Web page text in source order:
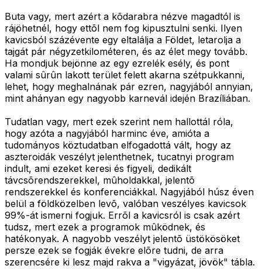
Buta vagy, mert azért a kõdarabra nézve magadtól is
rájöhetnél, hogy ettõl nem fog kipusztulni senki. Ilyen
kavicsból százévente egy eltalálja a Földet, letarolja a
tajgát pár négyzetkilométeren, és az élet megy tovább.
Ha mondjuk bejönne az egy ezrelék esély, és pont
valami sûrûn lakott terület felett akarna szétpukkanni,
lehet, hogy meghalnának pár ezren, nagyjából annyian,
mint ahányan egy nagyobb karnevál idején Brazíliában.
Tudatlan vagy, mert ezek szerint nem hallottál róla,
hogy azóta a nagyjából harminc éve, amióta a
tudományos köztudatban elfogadottá vált, hogy az
aszteroidák veszélyt jelenthetnek, tucatnyi program
indult, ami ezeket keresi és figyeli, dedikált
távcsõrendszerekkel, mûholdakkal, jelentõ
rendszerekkel és konferenciákkal. Nagyjából húsz éven
belül a földközelben levõ, valóban veszélyes kavicsok
99%-át ismerni fogjuk. Errõl a kavicsról is csak azért
tudsz, mert ezek a programok mûködnek, és
hatékonyak. A nagyobb veszélyt jelentõ üstökösöket
persze ezek se fogják évekre elõre tudni, de arra
szerencsére ki lesz majd rakva a "vigyázat, jövök" tábla.